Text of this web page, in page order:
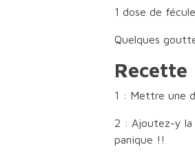
1 dose de
Quelques
Recette
1 : Mettre une
2 : Ajoutez-y la
panique !!